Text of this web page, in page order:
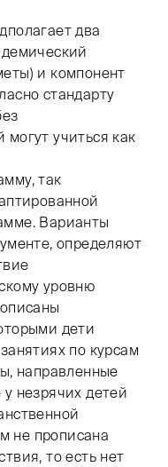
два
и компонент
стандарту
учиться как
так
Варианты
определяют
уровню
дети
по курсам
направленные
незрячих детей
не прописана
то есть нет